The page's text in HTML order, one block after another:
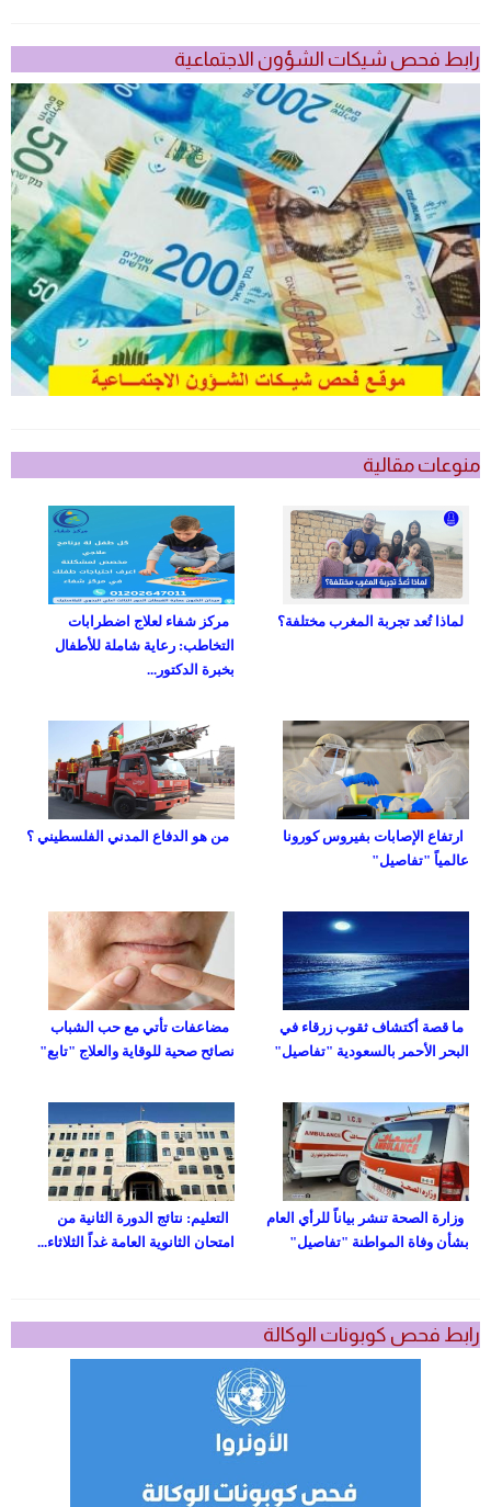
رابط فحص شيكات الشؤون الاجتماعية
منوعات مقالية
مركز شفاء لعلاج اضطرابات
التخاطب: رعاية شاملة للأطفال
بخبرة الدكتور...
لماذا تُعد تجربة المغرب مختلفة؟
من هو الدفاع المدني الفلسطيني ؟
ارتفاع الإصابات بفيروس كورونا
عالمياً "تفاصيل"
مضاعفات تأتي مع حب الشباب
نصائح صحية للوقاية والعلاج "تابع"
ما قصة أكتشاف ثقوب زرقاء في
البحر الأحمر بالسعودية "تفاصيل"
التعليم: نتائج الدورة الثانية من
امتحان الثانوية العامة غداً الثلاثاء...
وزارة الصحة تنشر بياناً للرأي العام
بشأن وفاة المواطنة "تفاصيل"
رابط فحص كوبونات الوكالة